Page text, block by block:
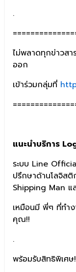
.
ไม่พลาดทุกข่าวสา
ออก
เข้าร่วมกลุ่มที่
แนะนำบริการ
ระบบ Line
ปรึกษาด้านโลจิส
Shipping Man แ
เหมือนมี พี่ๆ ที่ทำ
คุณ!!
.
พร้อมรับสิทธิพิเศษ!